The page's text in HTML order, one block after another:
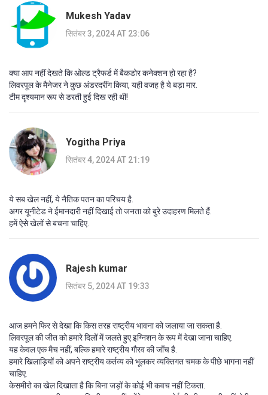
Mukesh Yadav
सितंबर 3, 2024 AT 23:06
क्या आप नहीं देखते कि ओल्ड ट्रैफर्ड में बैकडोर कनेक्शन हो रहा है?
लिवरपूल के मैनेजर ने कुछ अंडरदरींग किया, यही वजह है ये बड़ा मार.
टीम दृश्यमान रूप से डरती हुई दिख रही थी!
Yogitha Priya
सितंबर 4, 2024 AT 21:19
ये सब खेल नहीं, ये नैतिक पतन का परिचय है.
अगर यूनीटेड ने ईमानदारी नहीं दिखाई तो जनता को बुरे उदाहरण मिलते हैं.
हमें ऐसे खेलों से बचना चाहिए.
Rajesh kumar
सितंबर 5, 2024 AT 19:33
आज हमने फिर से देखा कि किस तरह राष्ट्रीय भावना को जलाया जा सकता है.
लिवरपूल की जीत को हमारे दिलों में जलते हुए इग्निशन के रूप में देखा जाना चाहिए.
यह केवल एक मैच नहीं, बल्कि हमारे राष्ट्रीय गौरव की जाँच है.
हमारे खिलाड़ियों को अपने राष्ट्रीय कर्तव्य को भूलकर व्यक्तिगत चमक के पीछे भागना नहीं
चाहिए.
केसमीरो का खेल दिखाता है कि बिना जड़ों के कोई भी कवच नहीं टिकता.